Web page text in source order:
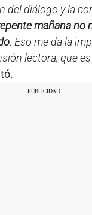
del diálogo y la
mañana no
. Eso me da la
lectora, que